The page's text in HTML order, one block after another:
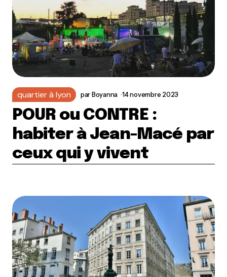
quartier à lyon parBoyanna 14 novembre 2023
POUR ou CONTRE :
habiter à Jean-Macé par
ceux qui y vivent